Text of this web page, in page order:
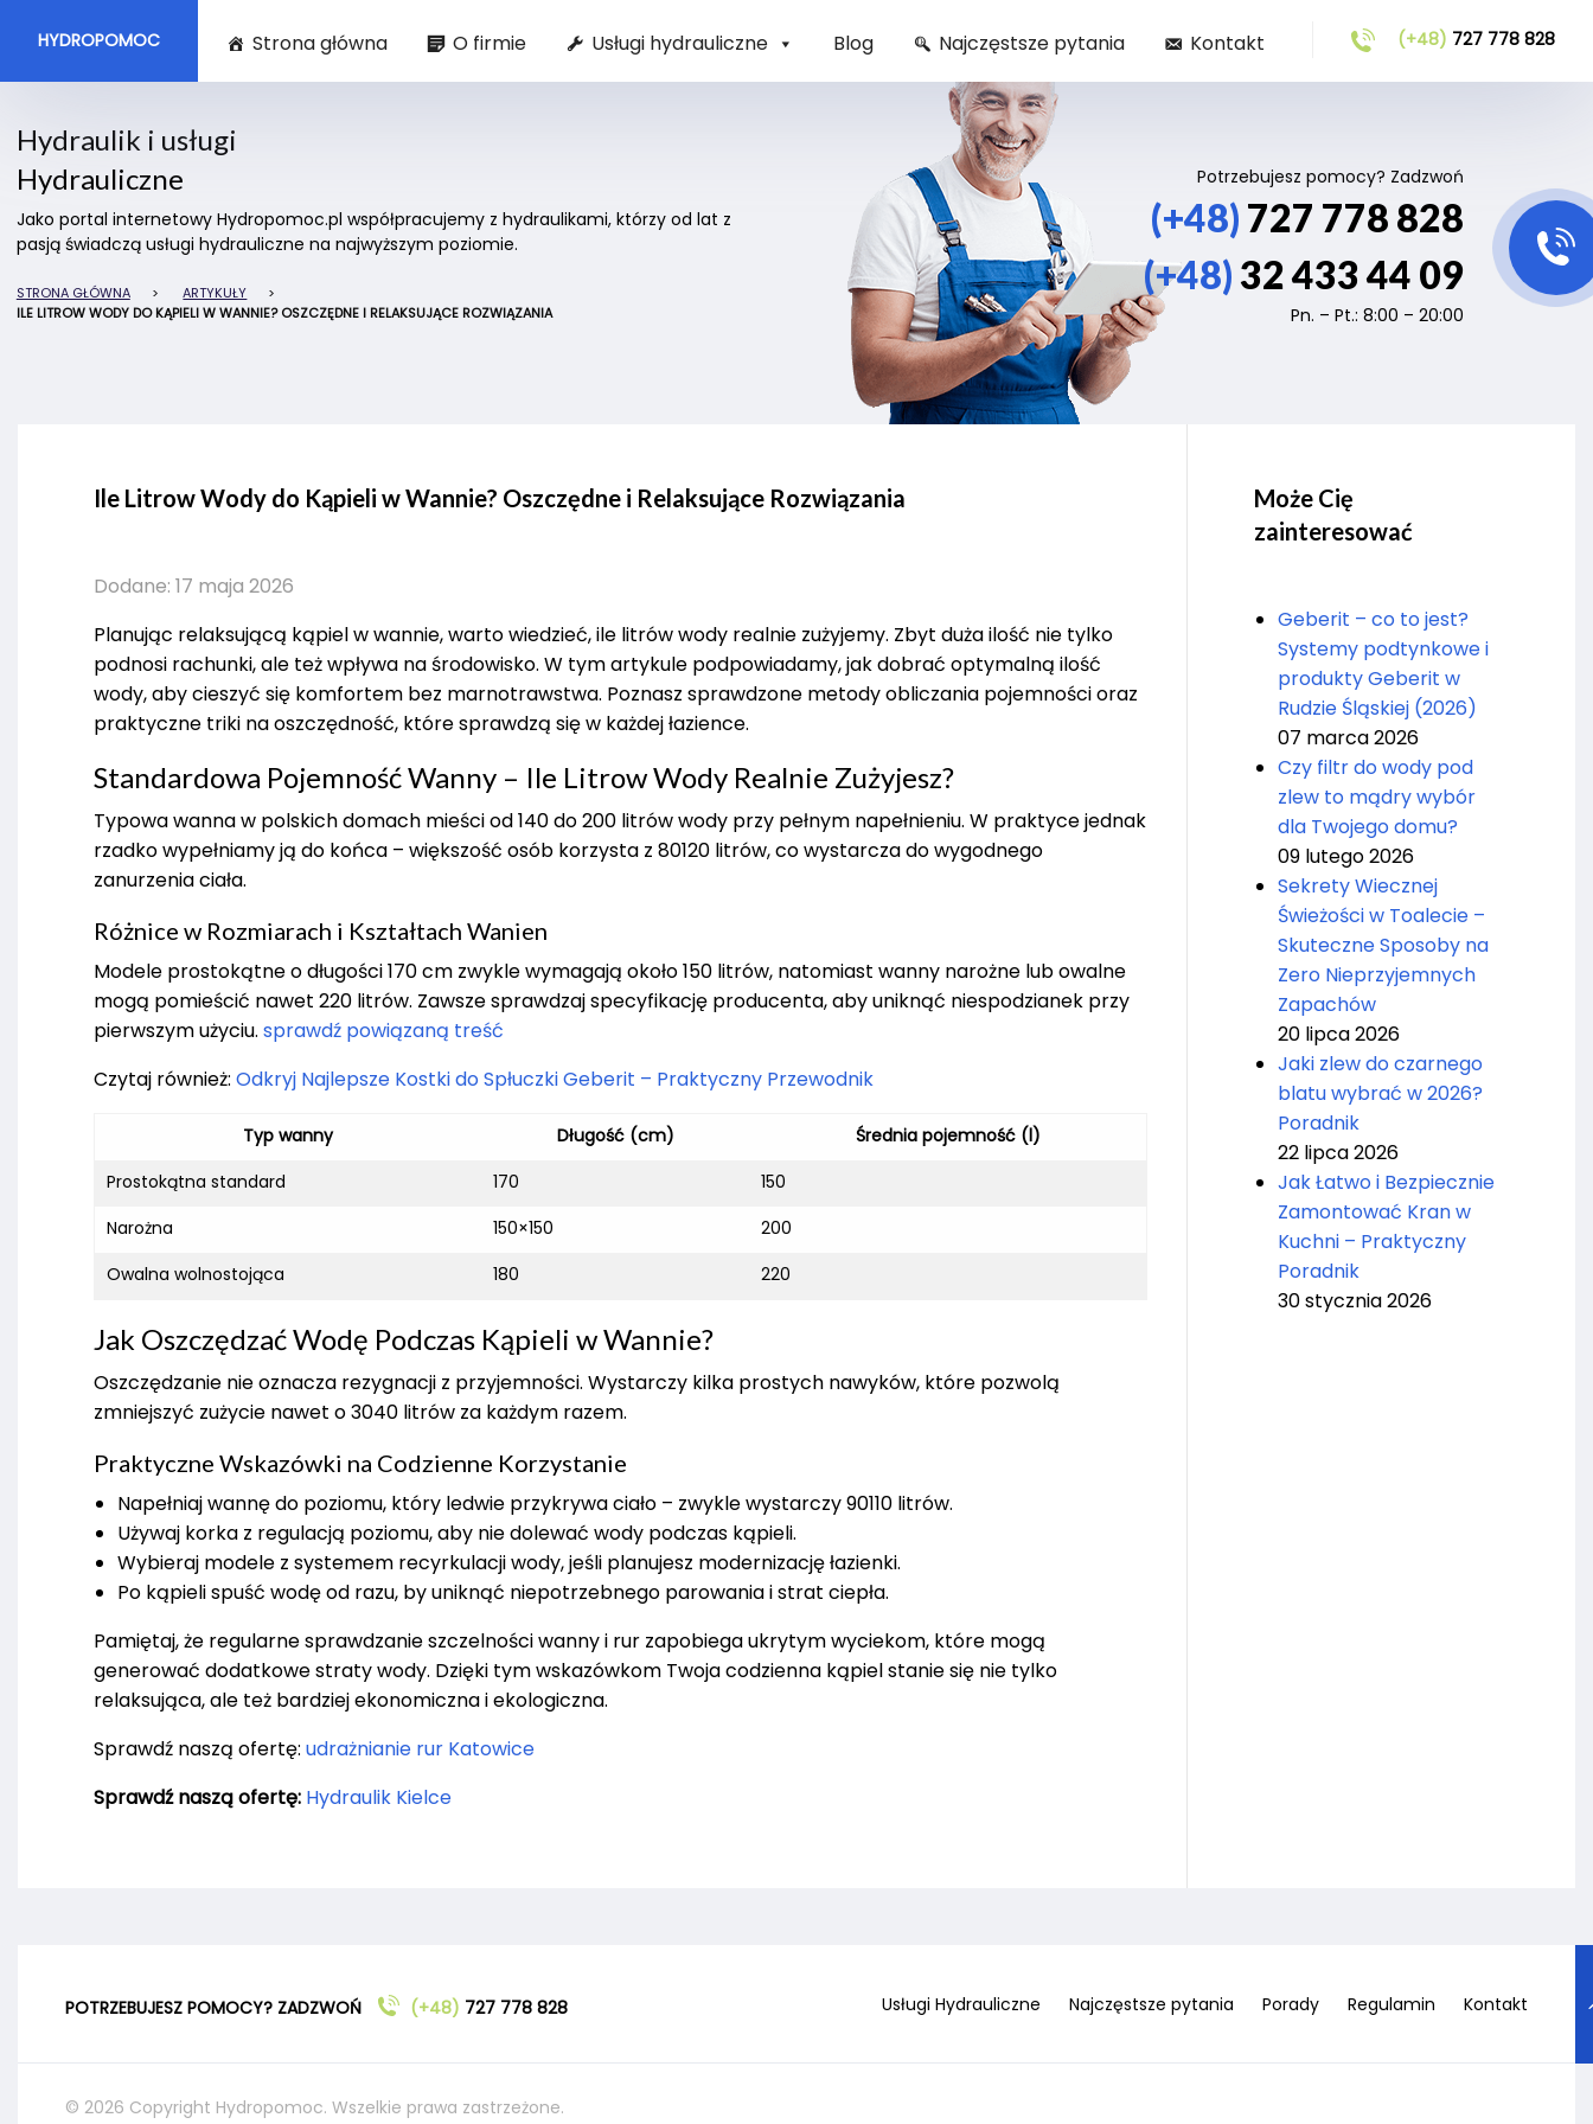
HYDROPOMOC (+48) 727 778 828
Strona główna O firmie Usługi hydrauliczne Blog Najczęstsze pytania Kontakt
Hydraulik i usługi
Hydrauliczne
Jako portal internetowy Hydropomoc.pl współpracujemy z hydraulikami, którzy od lat z
pasją świadczą usługi hydrauliczne na najwyższym poziomie.
STRONA GŁÓWNA > ARTYKUŁY
>
ILE LITROW WODY DO KĄPIELI W WANNIE? OSZCZĘDNE I RELAKSUJĄCE ROZWIĄZANIA
Potrzebujesz pomocy? Zadzwoń
(+48) 727 778 828
(+48) 32 433 44 09
Pn. – Pt.: 8:00 – 20:00
Ile Litrow Wody do Kąpieli w Wannie? Oszczędne i Relaksujące Rozwiązania
Dodane: 17 maja 2026
Planując relaksującą kąpiel w wannie, warto wiedzieć, ile litrów wody realnie zużyjemy. Zbyt duża ilość nie tylko
podnosi rachunki, ale też wpływa na środowisko. W tym artykule podpowiadamy, jak dobrać optymalną ilość
wody, aby cieszyć się komfortem bez marnotrawstwa. Poznasz sprawdzone metody obliczania pojemności oraz
praktyczne triki na oszczędność, które sprawdzą się w każdej łazience.
Standardowa Pojemność Wanny – Ile Litrow Wody Realnie Zużyjesz?
Typowa wanna w polskich domach mieści od 140 do 200 litrów wody przy pełnym napełnieniu. W praktyce jednak
rzadko wypełniamy ją do końca – większość osób korzysta z 80120 litrów, co wystarcza do wygodnego
zanurzenia ciała.
Różnice w Rozmiarach i Kształtach Wanien
Modele prostokątne o długości 170 cm zwykle wymagają około 150 litrów, natomiast wanny narożne lub owalne
mogą pomieścić nawet 220 litrów. Zawsze sprawdzaj specyfikację producenta, aby uniknąć niespodzianek przy
pierwszym użyciu. sprawdź powiązaną treść
Czytaj również: Odkryj Najlepsze Kostki do Spłuczki Geberit – Praktyczny Przewodnik
Typ wanny Długość (cm)
Średnia pojemność (l)
Prostokątna standard
170
150
Narożna
150×150
200
Owalna wolnostojąca
180 220
Jak Oszczędzać Wodę Podczas Kąpieli w Wannie?
Oszczędzanie nie oznacza rezygnacji z przyjemności. Wystarczy kilka prostych nawyków, które pozwolą
zmniejszyć zużycie nawet o 3040 litrów za każdym razem.
Praktyczne Wskazówki na Codzienne Korzystanie
Napełniaj wannę do poziomu, który ledwie przykrywa ciało – zwykle wystarczy 90110 litrów.
Używaj korka z regulacją poziomu, aby nie dolewać wody podczas kąpieli.
Wybieraj modele z systemem recyrkulacji wody, jeśli planujesz modernizację łazienki.
Po kąpieli spuść wodę od razu, by uniknąć niepotrzebnego parowania i strat ciepła.
Pamiętaj, że regularne sprawdzanie szczelności wanny i rur zapobiega ukrytym wyciekom, które mogą
generować dodatkowe straty wody. Dzięki tym wskazówkom Twoja codzienna kąpiel stanie się nie tylko
relaksująca, ale też bardziej ekonomiczna i ekologiczna.
Sprawdź naszą ofertę: udrażnianie rur Katowice
Sprawdź naszą ofertę: Hydraulik Kielce
Może Cię
zainteresować
Geberit – co to jest?
Systemy podtynkowe i
produkty Geberit w
Rudzie Śląskiej (2026)
07 marca 2026
Czy filtr do wody pod
zlew to mądry wybór
dla Twojego domu?
09 lutego 2026
Sekrety Wiecznej
Świeżości w Toalecie –
Skuteczne Sposoby na
Zero Nieprzyjemnych
Zapachów
20 lipca 2026
Jaki zlew do czarnego
blatu wybrać w 2026?
Poradnik
22 lipca 2026
Jak Łatwo i Bezpiecznie
Zamontować Kran w
Kuchni – Praktyczny
Poradnik
30 stycznia 2026
POTRZEBUJESZ POMOCY? ZADZWOŃ (+48) 727 778 828 Usługi Hydrauliczne Najczęstsze pytania Porady Regulamin Kontakt
© 2026 Copyright Hydropomoc. Wszelkie prawa zastrzeżone.